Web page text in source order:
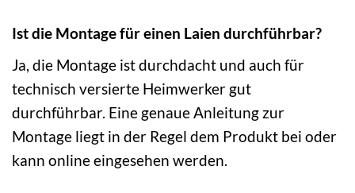
Ist die Montage für einen Laien durchführbar?
Ja, die Montage ist durchdacht und auch für
technisch versierte Heimwerker gut
durchführbar. Eine genaue Anleitung zur
Montage liegt in der Regel dem Produkt bei oder
kann online eingesehen werden.